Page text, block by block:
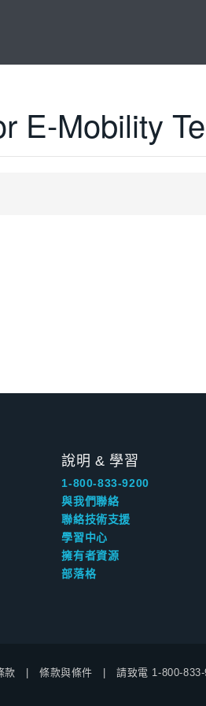
E-Mobility
說明 & 學習
1-800-833-9200
與我們聯絡
聯絡技術支援
學習中心
擁有者資源
部落格
款 條款與條件 請致電 1-800-